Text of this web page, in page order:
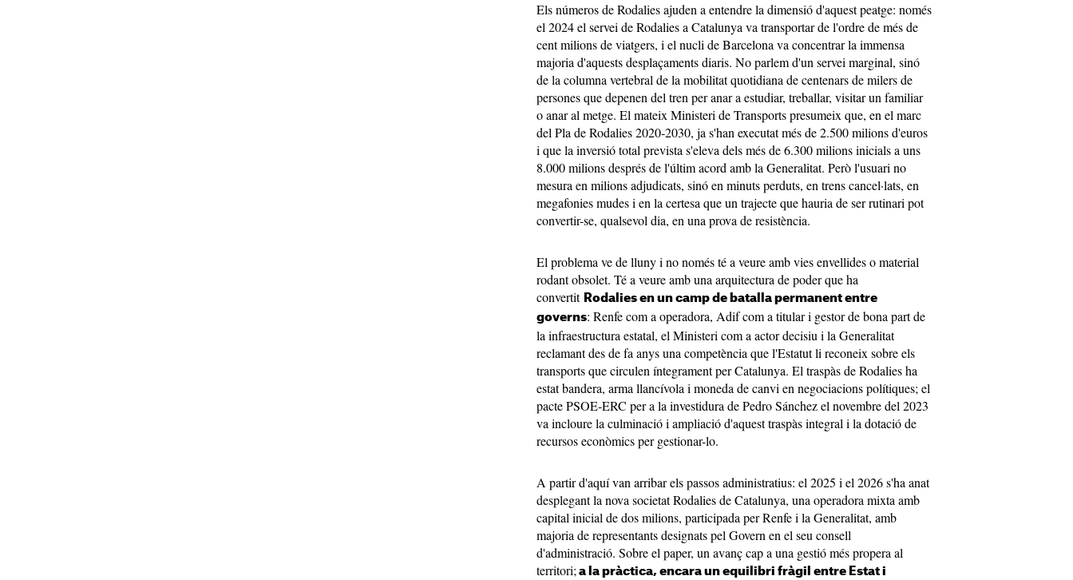
Els números de Rodalies ajuden a entendre la dimensió d'aquest peatge: només
el 2024 el servei de Rodalies a Catalunya va transportar de l'ordre de més de
cent milions de viatgers, i el nucli de Barcelona va concentrar la immensa
majoria d'aquests desplaçaments diaris. No parlem d'un servei marginal, sinó
de la columna vertebral de la mobilitat quotidiana de centenars de milers de
persones que depenen del tren per anar a estudiar, treballar, visitar un familiar
o anar al metge. El mateix Ministeri de Transports presumeix que, en el marc
del Pla de Rodalies 2020‑2030, ja s'han executat més de 2.500 milions d'euros
i que la inversió total prevista s'eleva dels més de 6.300 milions inicials a uns
8.000 milions després de l'últim acord amb la Generalitat. Però l'usuari no
mesura en milions adjudicats, sinó en minuts perduts, en trens cancel·lats, en
megafonies mudes i en la certesa que un trajecte que hauria de ser rutinari pot
convertir-se, qualsevol dia, en una prova de resistència.
El problema ve de lluny i no només té a veure amb vies envellides o material
rodant obsolet. Té a veure amb una arquitectura de poder que ha
convertit Rodalies en un camp de batalla permanent entre
governs: Renfe com a operadora, Adif com a titular i gestor de bona part de
la infraestructura estatal, el Ministeri com a actor decisiu i la Generalitat
reclamant des de fa anys una competència que l'Estatut li reconeix sobre els
transports que circulen íntegrament per Catalunya. El traspàs de Rodalies ha
estat bandera, arma llancívola i moneda de canvi en negociacions polítiques; el
pacte PSOE‑ERC per a la investidura de Pedro Sánchez el novembre del 2023
va incloure la culminació i ampliació d'aquest traspàs integral i la dotació de
recursos econòmics per gestionar-lo.
A partir d'aquí van arribar els passos administratius: el 2025 i el 2026 s'ha anat
desplegant la nova societat Rodalies de Catalunya, una operadora mixta amb
capital inicial de dos milions, participada per Renfe i la Generalitat, amb
majoria de representants designats pel Govern en el seu consell
d'administració. Sobre el paper, un avanç cap a una gestió més propera al
territori; a la pràctica, encara un equilibri fràgil entre Estat i